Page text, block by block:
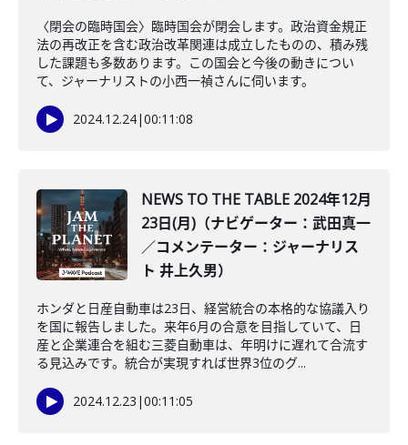
〈閉会の臨時国会〉臨時国会が閉会します。政治資金規正
法の再改正を含む政治改革関連は成立したものの、積み残
した課題も多数あります。この国会と今後の動きについ
て、ジャーナリストの小西一禎さんに伺います。
2024.12.24|00:11:08
NEWS TO THE TABLE 2024年12月
23日(月)（ナビゲーター：武田真一
／コメンテーター：ジャーナリス
ト 井上久男）
ホンダと日産自動車は23日、経営統合の本格的な協議入り
を国に報告しました。来年6月の合意を目指していて、日
産と企業連合を組む三菱自動車は、年明けに遅れて合流す
る見込みです。統合が実現すれば世界3位のグ...
2024.12.23 |00:11:05